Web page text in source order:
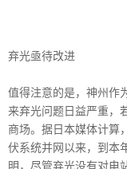
弃光亟待改进
值得注意的是，神州作
来弃光问题日益严重，
商场。据日本媒体计算
伏系统并网以来，到本
明，尽管弃光没有对电